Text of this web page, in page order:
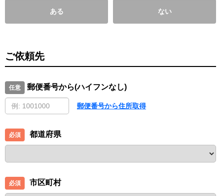
ある ない
ご依頼先
郵便番号から(ハイフンなし)
郵便番号から住所取得
都道府県
市区町村